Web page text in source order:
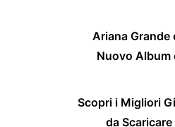
Ariana Grande
Nuovo Album
Scopri i Migliori
da